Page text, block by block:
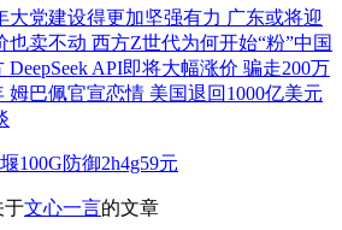
大党建设得更加坚强有力 广东或将迎
也卖不动 西方Z世代为何开始“粉”中国
DeepSeek API即将大幅涨价 骗走200万
姆巴佩官宣恋情 美国退回1000亿美元
100G防御2h4g59元
于文心一言的文章